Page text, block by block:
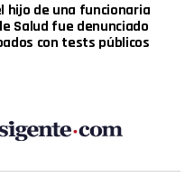
hijo de una funcionaria
Salud fue denunciado
con tests públicos